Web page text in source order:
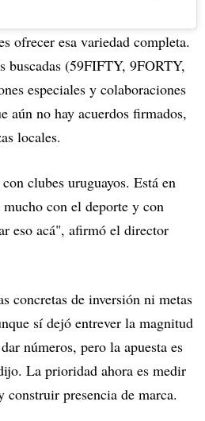
ofrecer esa variedad completa.
buscadas (59FIFTY, 9FORTY,
especiales y colaboraciones
aún no hay acuerdos firmados,
locales.
clubes uruguayos. Está en
con el deporte y con
eso acá", afirmó el director
concretas de inversión ni metas
sí dejó entrever la magnitud
números, pero la apuesta es
La prioridad ahora es medir
presencia de marca.